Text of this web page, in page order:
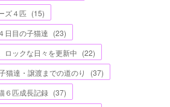
ズ４匹 (15)
日目の子猫達 (23)
ロックな日々を更新中 (22)
猫達・譲渡までの道のり
(37)
６匹成長記録 (37)